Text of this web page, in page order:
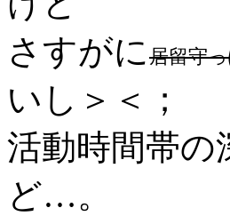
さすがに 居留守
いし＞＜；
活動時間帯
ど…。